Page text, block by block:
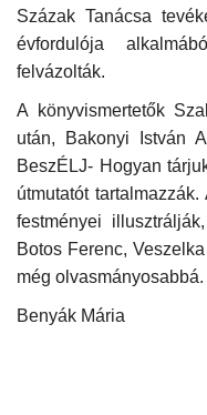
Százak Tanácsa
évfordulója
felvázolták.
A könyvismertetők
után, Bakonyi István
BeszÉLJ- Hogyan
útmutatót
festményei
Botos Ferenc,
még olvasmányosabbá.
Benyák Mária